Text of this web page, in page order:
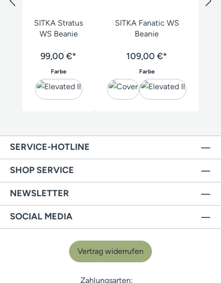
SITKA Stratus
WS Beanie
99,00 €*
Farbeauswählen
SITKA Fanatic WS
Beanie
109,00 €*
Farbeauswählen
SERVICE-HOTLINE
SHOP SERVICE
NEWSLETTER
SOCIAL MEDIA
Vertrag widerrufen
Zahlungsarten: